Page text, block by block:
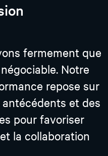
fermement que
Notre
repose sur
et des
pour favoriser
la collaboration